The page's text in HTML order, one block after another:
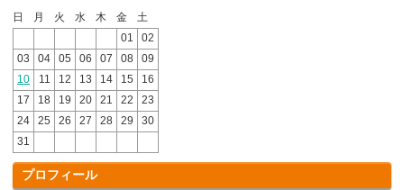
日 月 火 水 木 金
土
01
02
03
04 05 06 07 08
09
10
11 12 13 14 15
16
17
18 19 20 21 22
23
24
25 26 27 28 29
30
31
プロフィール